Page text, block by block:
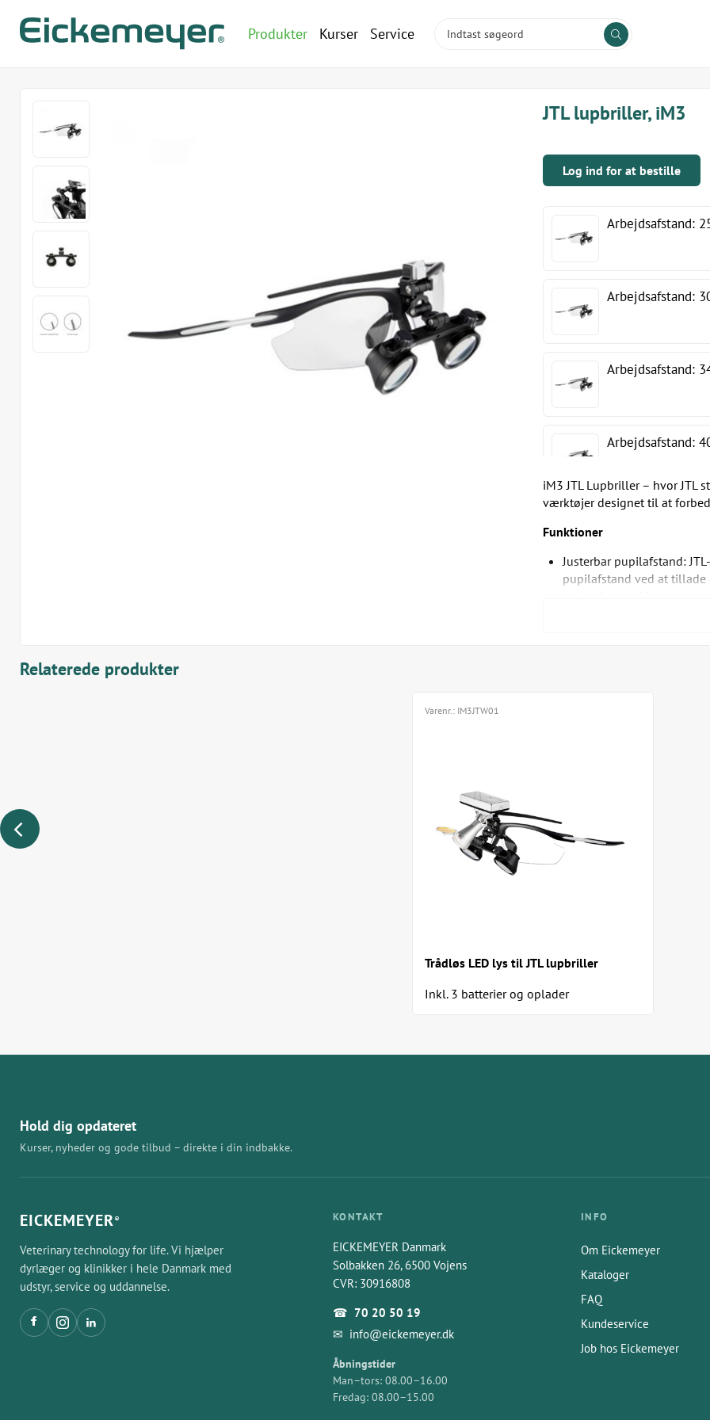
Produkter Kurser Service
JTL lupbriller, iM3
Log ind for at bestille
Arbejdsafstand:
Arbejdsafstand:
Arbejdsafstand:
Arbejdsafstand:
iM3 JTL Lupbriller – hvor JTL
værktøjer designet til at
Funktioner
Justerbar pupilafstand:
pupilafstand ved at
Innovativ kædehængsel:
Præcision: iM3 JTL
tandarbejde.
Skræddersyet pasform:
JTL lupbrillen fås i 4 varianter
Alle har 2,5x forstørrelse.
Arbejdsafstand fra 400-
Relaterede produkter
Trådløs LED lys til JTL lupbriller
Inkl. 3 batterier og oplader
Varenr.: IM3JTW01
Hold dig opdateret
Kurser, nyheder og gode tilbud – direkte i din indbakke.
EICKEMEYER®
Veterinary technology for life. Vi hjælper
dyrlæger og klinikker i hele Danmark med
udstyr, service og uddannelse.
KONTAKT
EICKEMEYER Danmark
Solbakken 26, 6500 Vojens
CVR: 30916808
☎ 70 20 50 19
✉ info@eickemeyer.dk
Åbningstider
Man–tors: 08.00–16.00
Fredag: 08.00–15.00
INFO
Om Eickemeyer
Kataloger
FAQ
Kundeservice
Job hos Eickemeyer